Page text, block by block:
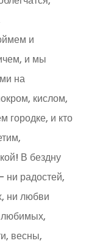
и
и мы
на
кислом,
городке, и кто
В бездну
ни радостей,
ни любви
любимых,
весны,